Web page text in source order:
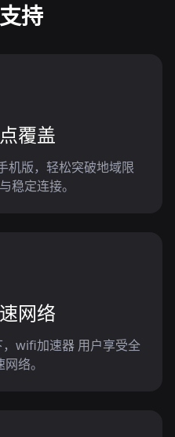
持
覆盖
机版，轻松突破地域限
稳定连接。
网络
wifi加速器 用户享受全
络。